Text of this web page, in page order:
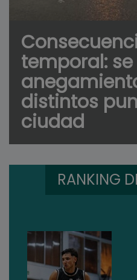
temporal:
distintos
ciudad
RANKING